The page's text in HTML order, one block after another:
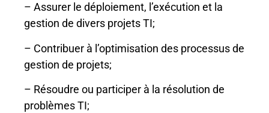
– Assurer le déploiement, l’exécution et la
gestion de divers projets TI;
– Contribuer à l’optimisation des processus de
gestion de projets;
– Résoudre ou participer à la résolution de
problèmes TI;